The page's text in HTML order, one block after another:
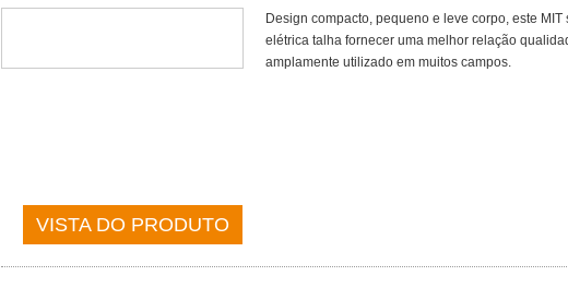
Design compacto, pequeno e leve corpo, este
elétrica talha fornecer uma melhor relação
amplamente utilizado em muitos campos.
VISTA DO PRODUTO